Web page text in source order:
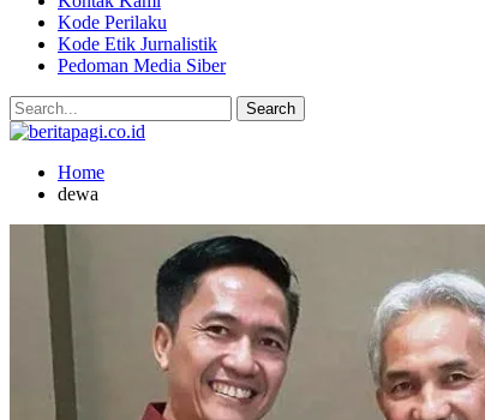
Kode Perilaku
Kode Etik Jurnalistik
Pedoman Media Siber
Home
dewa